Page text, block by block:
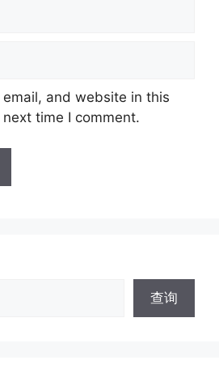
email, and website in this
time I comment.
查询